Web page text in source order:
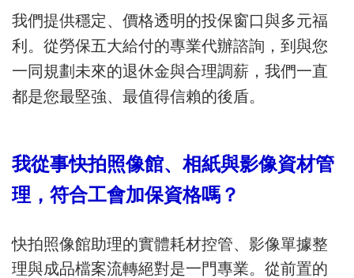
我們提供穩定、價格透明的投保窗口與多元福
利。從勞保五大給付的專業代辦諮詢，到與您
一同規劃未來的退休金與合理調薪，我們一直
都是您最堅強、最值得信賴的後盾。
我從事快拍照像館、相紙與影像資材管
理，符合工會加保資格嗎？
快拍照像館助理的實體耗材控管、影像單據整
理與成品檔案流轉絕對是一門專業。從前置的